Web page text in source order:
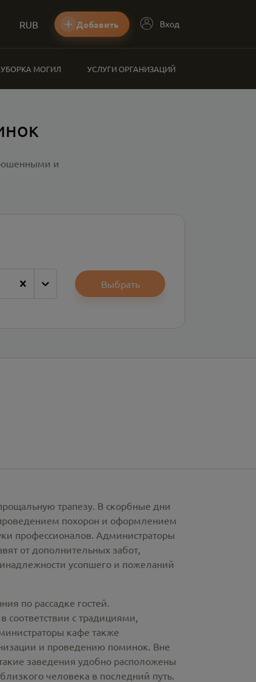
RUB Добавить Вход
УБОРКА МОГИЛ УСЛУГИ ОРГАНИЗАЦИЙ
и
Выбрать
трапезу. В скорбные дни
похорон и оформлением
профессионалов. Администраторы
от дополнительных забот,
усопшего и пожеланий
по рассадке гостей.
с традициями,
кафе также
и проведению поминок. Вне
заведения удобно расположены
человека в последний путь.